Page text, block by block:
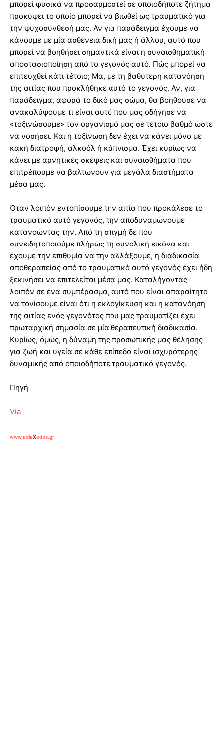
μπορεί φυσικά να προσαρμοστεί σε οποιοδήποτε ζήτημα
προκύψει το οποίο μπορεί να βιωθεί ως τραυματικό για
την ψυχοσύνθεσή μας. Αν για παράδειγμα έχουμε να
κάνουμε με μία ασθένεια δική μας ή άλλου, αυτό που
μπορεί να βοηθήσει σημαντικά είναι η συναισθηματική
αποστασιοποίηση από το γεγονός αυτό. Πώς μπορεί να
επιτευχθεί κάτι τέτοιο; Μα, με τη βαθύτερη κατανόηση
της αιτίας που προκλήθηκε αυτό το γεγονός. Αν, για
παράδειγμα, αφορά το δικό μας σώμα, θα βοηθούσε να
ανακαλύψουμε τι είναι αυτό που μας οδήγησε να
«τοξινώσουμε» τον οργανισμό μας σε τέτοιο βαθμό ώστε
να νοσήσει. Και η τοξίνωση δεν έχει να κάνει μόνο με
κακή διατροφή, αλκοόλ ή κάπνισμα. Έχει κυρίως να
κάνει με αρνητικές σκέψεις και συναισθήματα που
επιτρέπουμε να βαλτώνουν για μεγάλα διαστήματα
μέσα μας.
Όταν λοιπόν εντοπίσουμε την αιτία που προκάλεσε το
τραυματικό αυτό γεγονός, την αποδυναμώνουμε
κατανοώντας την. Από τη στιγμή δε που
συνειδητοποιούμε πλήρως τη συνολική εικόνα και
έχουμε την επιθυμία να την αλλάξουμε, η διαδικασία
αποθεραπείας από το τραυματικό αυτό γεγονός έχει ήδη
ξεκινήσει να επιτελείται μέσα μας. Καταλήγοντας
λοιπόν σε ένα συμπέρασμα, αυτό που είναι απαραίτητο
να τονίσουμε είναι ότι η εκλογίκευση και η κατανόηση
της αιτίας ενός γεγονότος που μας τραυματίζει έχει
πρωταρχική σημασία σε μία θεραπευτική διαδικασία.
Κυρίως, όμως, η δύναμη της προσωπικής μας θέλησης
για ζωή και υγεία σε κάθε επίπεδο είναι ισχυρότερης
δυναμικής από οποιοδήποτε τραυματικό γεγονός.
Πηγή
Via
www.adieXodos.gr